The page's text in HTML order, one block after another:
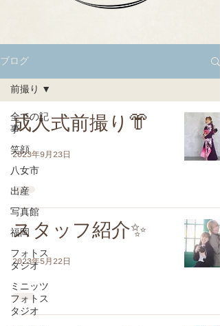
ブログ
全ての記
事
笑顔
八女市
出産
写真館
福岡
フォトス
タジオ
ミニッツ
フォトス
タジオ
前撮り
成人式前撮り👘
2023年9月23日
スタッフ紹介✨
2023年5月22日